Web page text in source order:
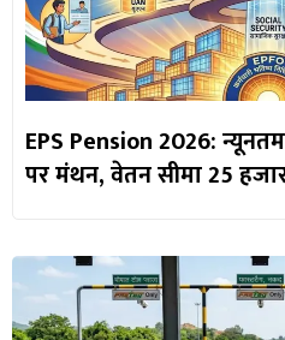
EPS Pension 2026:
पर मंथन, वेतन सीमा 25